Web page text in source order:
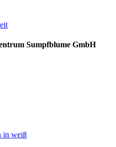
Sumpfblume GmbH